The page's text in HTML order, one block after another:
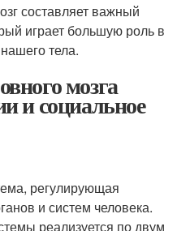
составляет важный
играет большую роль в
тела.
мозга
и социальное
регулирующая
и систем человека.
реализуется по двум